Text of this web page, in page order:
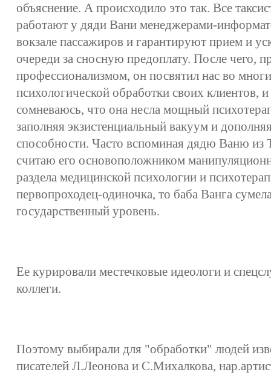
объяснение. А происходило это так. Все
работают у дяди Вани менеджерами-
вокзале пассажиров и гарантируют прием и
очереди за сносную предоплату. После чего,
профессионализмом, он посвятил нас во
психологической обработки своих клиентов,
сомневаюсь, что она несла мощный
заполняя экзистенциальный вакуум и
способности. Часто вспоминая дядю Ваню из
считаю его основоположником
раздела медицинской психологии и
первопроходец-одиночка, то баба Ванга
государственный уровень.
Ее курировали местечковые идеологи и
коллеги.
Поэтому выбирали для "обработки" людей
писателей Л.Леонова и С.Михалкова,